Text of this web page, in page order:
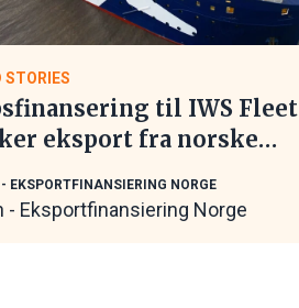
STORIES
til IWS Fleet
eksport fra norske
EKSPORTFINANSIERING NORGE
- Eksportfinansiering Norge